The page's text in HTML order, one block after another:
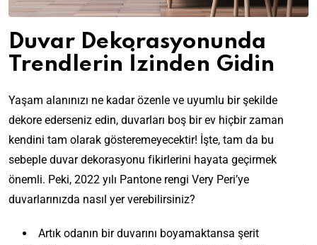
Duvar Dekorasyonunda
Trendlerin İzinden Gidin
Yaşam alanınızı ne kadar özenle ve uyumlu bir şekilde
dekore ederseniz edin, duvarları boş bir ev hiçbir zaman
kendini tam olarak gösteremeyecektir! İşte, tam da bu
sebeple duvar dekorasyonu fikirlerini hayata geçirmek
önemli. Peki, 2022 yılı Pantone rengi Very Peri’ye
duvarlarınızda nasıl yer verebilirsiniz?
Artık odanın bir duvarını boyamaktansa şerit